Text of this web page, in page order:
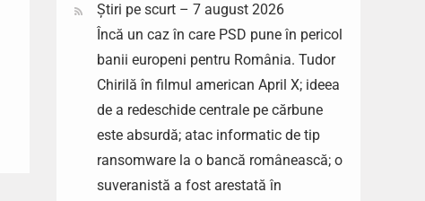
Știri pe scurt – 7 august 2026
Încă un caz în care PSD pune în pericol
banii europeni pentru România. Tudor
Chirilă în filmul american April X; ideea
de a redeschide centrale pe cărbune
este absurdă; atac informatic de tip
ransomware la o bancă românească; o
suveranistă a fost arestată în